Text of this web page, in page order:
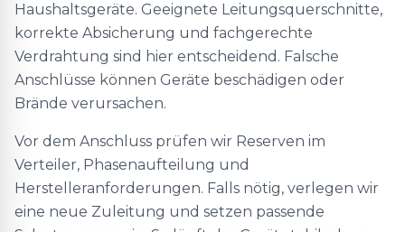
Haushaltsgeräte. Geeignete Leitungsquerschnitte,
korrekte Absicherung und fachgerechte
Verdrahtung sind hier entscheidend. Falsche
Anschlüsse können Geräte beschädigen oder
Brände verursachen.
Vor dem Anschluss prüfen wir Reserven im
Verteiler, Phasenaufteilung und
Herstelleranforderungen. Falls nötig, verlegen wir
eine neue Zuleitung und setzen passende